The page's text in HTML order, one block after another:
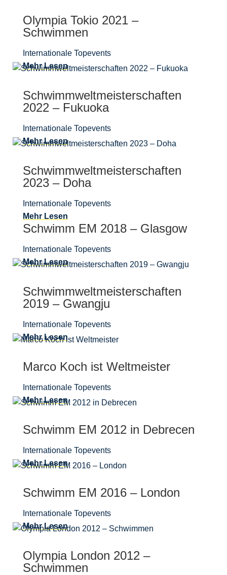
Olympia Tokio 2021 –
Schwimmen
Internationale Topevents
Mehr Lesen
Schwimmweltmeisterschaften
2022 – Fukuoka
Internationale Topevents
Mehr Lesen
Schwimmweltmeisterschaften
2023 – Doha
Internationale Topevents
Mehr Lesen
Schwimm EM 2018 – Glasgow
Internationale Topevents
Mehr Lesen
Schwimmweltmeisterschaften
2019 – Gwangju
Internationale Topevents
Mehr Lesen
Marco Koch ist Weltmeister
Internationale Topevents
Mehr Lesen
Schwimm EM 2012 in Debrecen
Internationale Topevents
Mehr Lesen
Schwimm EM 2016 – London
Internationale Topevents
Mehr Lesen
Olympia London 2012 –
Schwimmen